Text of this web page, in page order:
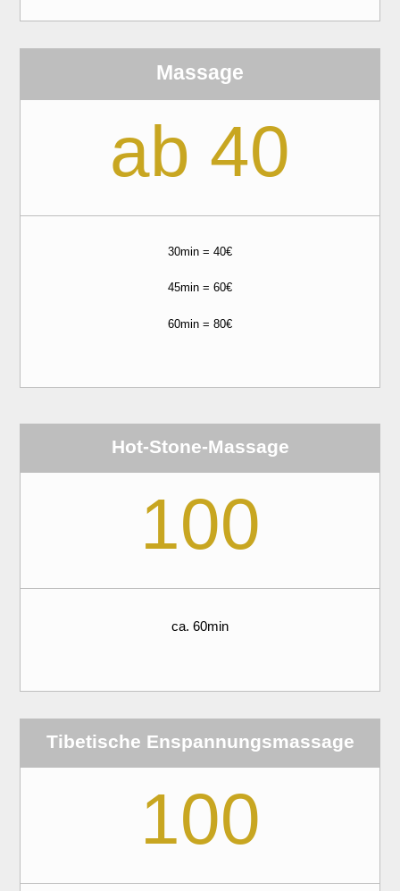
Massage
ab 40
30min = 40€
45min = 60€
60min = 80€
Hot-Stone-Massage
100
ca. 60min
Tibetische Enspannungsmassage
100